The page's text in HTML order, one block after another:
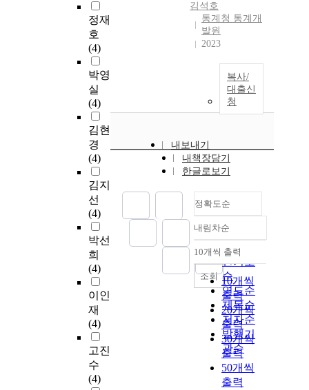
정재
호
(4)
박영
실
(4)
김현
경
(4)
김지
선
(4)
박선
희
(4)
이인
재
(4)
고진
수
(4)
김석호
통계청 통계개
발원
2023
복사/
대출신
청
내보내기
내책장담기
한글로보기
정확도순
정확도
순
인기도
순
연도순
제목순
저자순
발행기
관순
내림차순
내림차순
10개씩 출력
10개씩
출력
20개씩
출력
30개씩
출력
50개씩
출력
조회